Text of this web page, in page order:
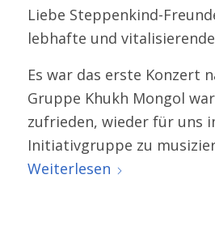
Liebe Steppenkind-​
lebhafte und
Es war das erste Konzert
Gruppe Khukh Mongol
zufrieden, wieder für uns
Initiativgruppe zu
Weiterlesen